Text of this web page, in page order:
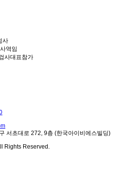
사
역임
사대표참가
서초대로 272, 9층 (한국아이비에스빌딩)
Rights Reserved.